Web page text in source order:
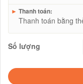
► Thanh toán:
Thanh toán bằng
Số lượng